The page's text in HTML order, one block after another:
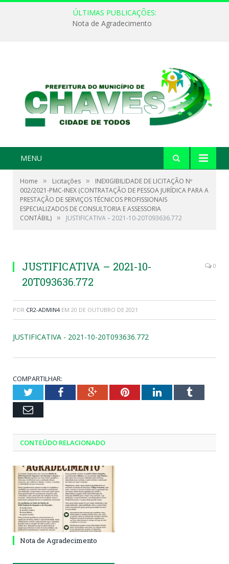
ÚLTIMAS PUBLICAÇÕES:
Nota de Agradecimento
MENU
Home » Licitações »
INEXIGIBILIDADE DE LICITAÇÃO Nº
002/2021-PMC-INEX (CONTRATAÇÃO DE PESSOA JURÍDICA PARA A
PRESTAÇÃO DE SERVIÇOS TÉCNICOS PROFISSIONAIS
ESPECIALIZADOS DE CONSULTORIA E ASSESSORIA
CONTÁBIL) » JUSTIFICATIVA – 2021-10-20T093636.772
JUSTIFICATIVA – 2021-10-
20T093636.772
0
POR CR2-ADMIN4 EM 20 DE OUTUBRO DE 2021
JUSTIFICATIVA - 2021-10-20T093636.772
COMPARTILHAR:
TwitterFacebookGoogle+PinterestLinkedInTumblr
Email
CONTEÚDO RELACIONADO
Nota de Agradecimento